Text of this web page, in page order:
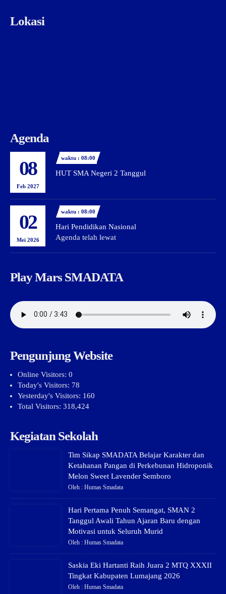
Lokasi
Agenda
08
Feb 2027
waktu : 08:00
HUT SMA Negeri 2 Tanggul
02
Mei 2026
waktu : 08:00
Hari Pendidikan Nasional
Agenda telah lewat
Play Mars SMADATA
Pengunjung Website
Online Visitors: 0
Today's Visitors: 78
Yesterday's Visitors: 160
Total Visitors: 318,424
Kegiatan Sekolah
Tim Sikap SMADATA Belajar Karakter dan
Ketahanan Pangan di Perkebunan Hidroponik
Melon Sweet Lavender Semboro
Oleh : Humas Smadata
Hari Pertama Penuh Semangat, SMAN 2
Tanggul Awali Tahun Ajaran Baru dengan
Motivasi untuk Seluruh Murid
Oleh : Humas Smadata
Saskia Eki Hartanti Raih Juara 2 MTQ XXXII
Tingkat Kabupaten Lumajang 2026
Oleh : Humas Smadata